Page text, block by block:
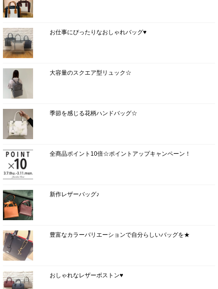
お仕事にぴったりなおしゃれバッグ♥
大容量のスクエア型リュック☆
季節を感じる花柄ハンドバッグ☆
全商品ポイント10倍☆ポイントアップキャンペーン！
新作レザーバッグ♪
豊富なカラーバリエーションで自分らしいバッグを★
おしゃれなレザーボストン♥